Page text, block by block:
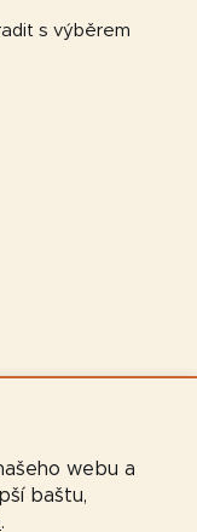
webu a
baštu,
.
s výběrem